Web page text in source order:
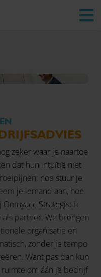
zeker waar je naartoe
dat hun intuïtie niet
hoe stuur je
je iemand aan, hoe
Strategisch
partner. We brengen
organisatie en
zonder je tempo
Want pas dan kun
om áán je bedrijf